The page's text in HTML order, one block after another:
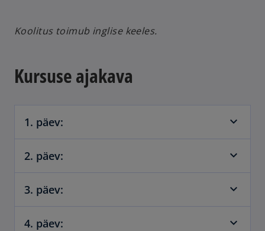
Koolitus toimub inglise keeles.
Kursuse ajakava
1. päev:
2. päev:
3. päev:
4. päev: